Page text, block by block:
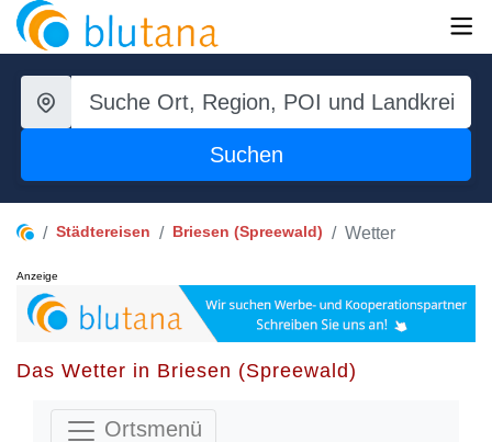
Suchen
Städtereisen Briesen (Spreewald) Wetter
Anzeige
Das Wetter in Briesen (Spreewald)
Ortsmenü